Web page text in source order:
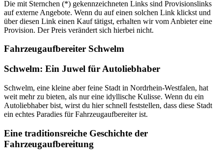
Die mit Sternchen (*) gekennzeichneten Links sind Provisionslinks
auf externe Angebote. Wenn du auf einen solchen Link klickst und
über diesen Link einen Kauf tätigst, erhalten wir vom Anbieter eine
Provision. Der Preis verändert sich hierbei nicht.
Fahrzeugaufbereiter Schwelm
Schwelm: Ein Juwel für Autoliebhaber
Schwelm, eine kleine aber feine Stadt in Nordrhein-Westfalen, hat
weit mehr zu bieten, als nur eine idyllische Kulisse. Wenn du ein
Autoliebhaber bist, wirst du hier schnell feststellen, dass diese Stadt
ein echtes Paradies für Fahrzeugaufbereiter ist.
Eine traditionsreiche Geschichte der
Fahrzeugaufbereitung